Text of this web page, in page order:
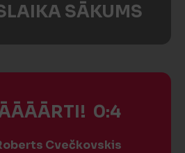
SĀKUMS
0:4
Cvečkovskis